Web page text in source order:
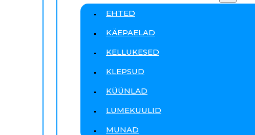
EHTED
KÄEPAELAD
KELLUKESED
KLEPSUD
KÜÜNLAD
LUMEKUULID
MUNAD